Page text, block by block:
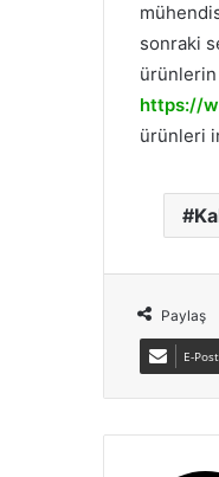
sonraki
ürünlerin
https://
ürünleri
Paylaş
E-